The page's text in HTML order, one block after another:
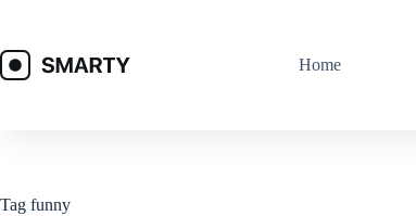
content
Home
Tag funny